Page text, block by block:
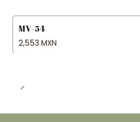
MV-54
2,553 MXN